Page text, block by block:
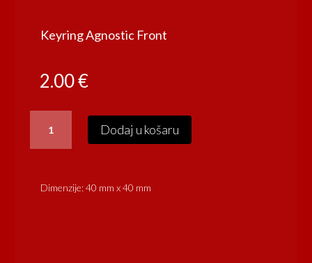
Keyring Agnostic Front
2.00€
Agnostic
Front
Dodaj u košaru
Dimenzije: 40 mm x 40 mm